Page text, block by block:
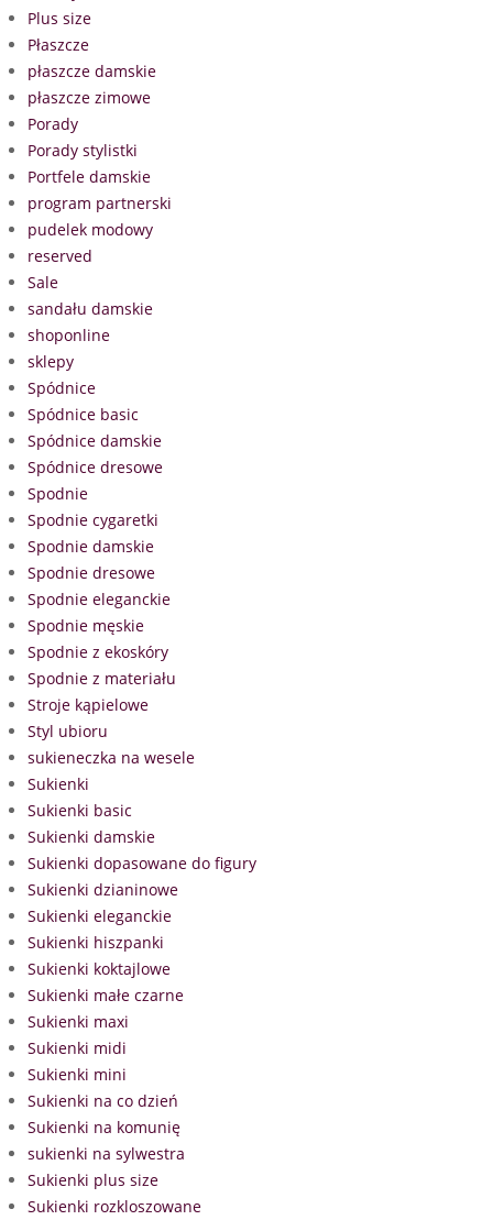
Plus size
Płaszcze
płaszcze damskie
płaszcze zimowe
Porady
Porady stylistki
Portfele damskie
program partnerski
pudelek modowy
reserved
Sale
sandału damskie
shoponline
sklepy
Spódnice
Spódnice basic
Spódnice damskie
Spódnice dresowe
Spodnie
Spodnie cygaretki
Spodnie damskie
Spodnie dresowe
Spodnie eleganckie
Spodnie męskie
Spodnie z ekoskóry
Spodnie z materiału
Stroje kąpielowe
Styl ubioru
sukieneczka na wesele
Sukienki
Sukienki basic
Sukienki damskie
Sukienki dopasowane do figury
Sukienki dzianinowe
Sukienki eleganckie
Sukienki hiszpanki
Sukienki koktajlowe
Sukienki małe czarne
Sukienki maxi
Sukienki midi
Sukienki mini
Sukienki na co dzień
Sukienki na komunię
sukienki na sylwestra
Sukienki plus size
Sukienki rozkloszowane